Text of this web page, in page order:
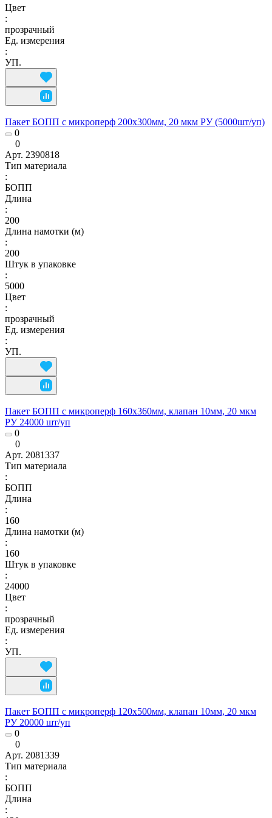
Цвет
:
прозрачный
Ед. измерения
:
УП.
Пакет БОПП с микроперф 200x300мм, 20 мкм РУ (5000шт/уп)
0
0
Арт. 2390818
Тип материала
:
БОПП
Длина
:
200
Длина намотки (м)
:
200
Штук в упаковке
:
5000
Цвет
:
прозрачный
Ед. измерения
:
УП.
Пакет БОПП с микроперф 160x360мм, клапан 10мм, 20 мкм
РУ 24000 шт/уп
0
0
Арт. 2081337
Тип материала
:
БОПП
Длина
:
160
Длина намотки (м)
:
160
Штук в упаковке
:
24000
Цвет
:
прозрачный
Ед. измерения
:
УП.
Пакет БОПП с микроперф 120x500мм, клапан 10мм, 20 мкм
РУ 20000 шт/уп
0
0
Арт. 2081339
Тип материала
:
БОПП
Длина
: